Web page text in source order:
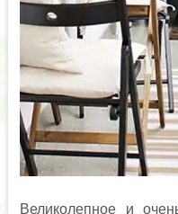
Великолепное и